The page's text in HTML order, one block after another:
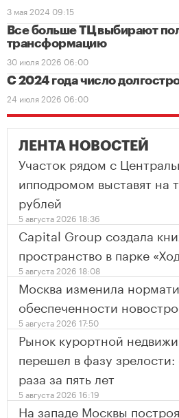
3 мая 2024 09:15
Все больше ТЦ выбирают
трансформацию
30 июля 2026 06:00
С 2024 года число
24 июля 2026 06:00
ЛЕНТА НОВОСТЕЙ
Участок рядом с
ипподромом выставят на
рублей
5 августа 2026 18:36
Capital Group создала
пространство в парке
5 августа 2026 18:08
Москва изменила
обеспеченности
5 августа 2026 17:50
Рынок курортной
перешел в фазу
раза за пять лет
5 августа 2026 16:19
На западе Москвы